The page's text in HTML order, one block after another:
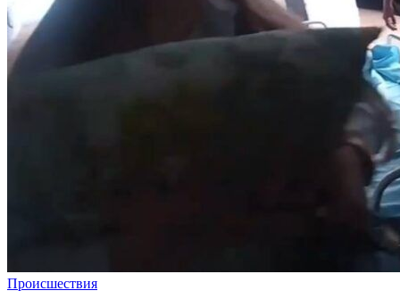
Происшествия